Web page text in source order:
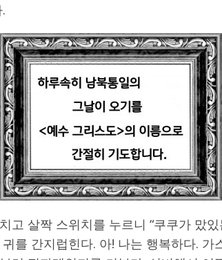
고 살짝 스위치를 누르니 “쿠쿠가 맜
를 간지럽힌다. 아! 나는 행복하다. 가